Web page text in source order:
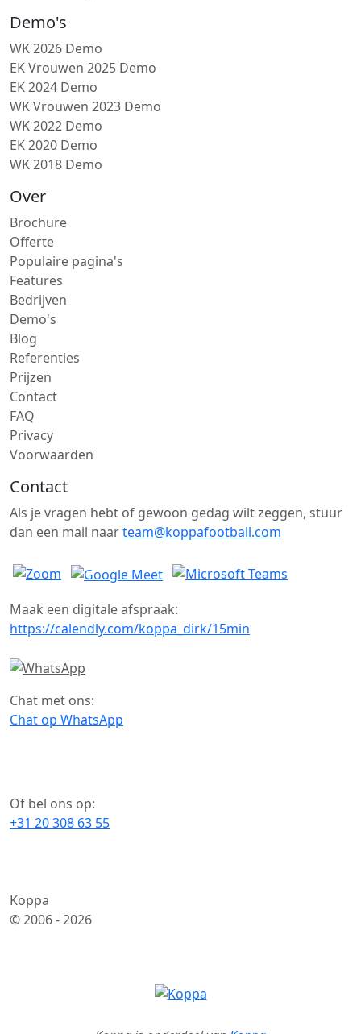
Demo's
WK 2026 Demo
EK Vrouwen 2025 Demo
EK 2024 Demo
WK Vrouwen 2023 Demo
WK 2022 Demo
EK 2020 Demo
WK 2018 Demo
Over
Brochure
Offerte
Populaire pagina's
Features
Bedrijven
Demo's
Blog
Referenties
Prijzen
Contact
FAQ
Privacy
Voorwaarden
Contact
Als je vragen hebt of gewoon gedag wilt zeggen, stuur
dan een mail naarteam@koppafootball.com
Maak een digitale afspraak:
https://calendly.com/koppa_dirk/15min
Chat met ons:
Chat op WhatsApp
Of bel ons op:
+31 20 308 63 55
Koppa
© 2006 -2026